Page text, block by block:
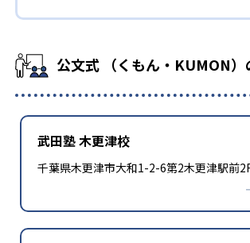
公文式 （くもん・KUMON）
武田塾 木更津校
千葉県木更津市大和1-2-6第2木更津駅前